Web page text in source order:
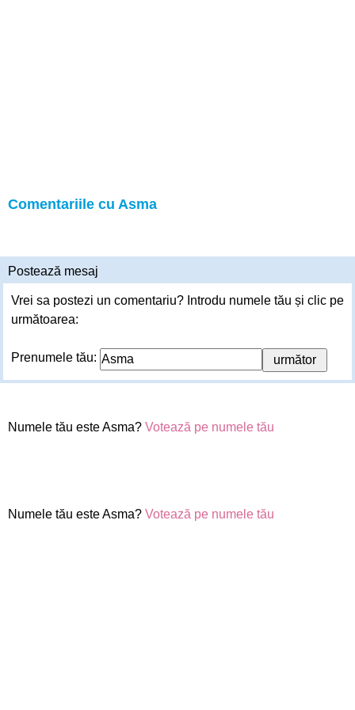
Comentariile cu Asma
Postează mesaj
Vrei sa postezi un comentariu? Introdu numele tău și clic pe
următoarea:
Prenumele tău:
Numele tău este Asma? Votează pe numele tău
Numele tău este Asma? Votează pe numele tău